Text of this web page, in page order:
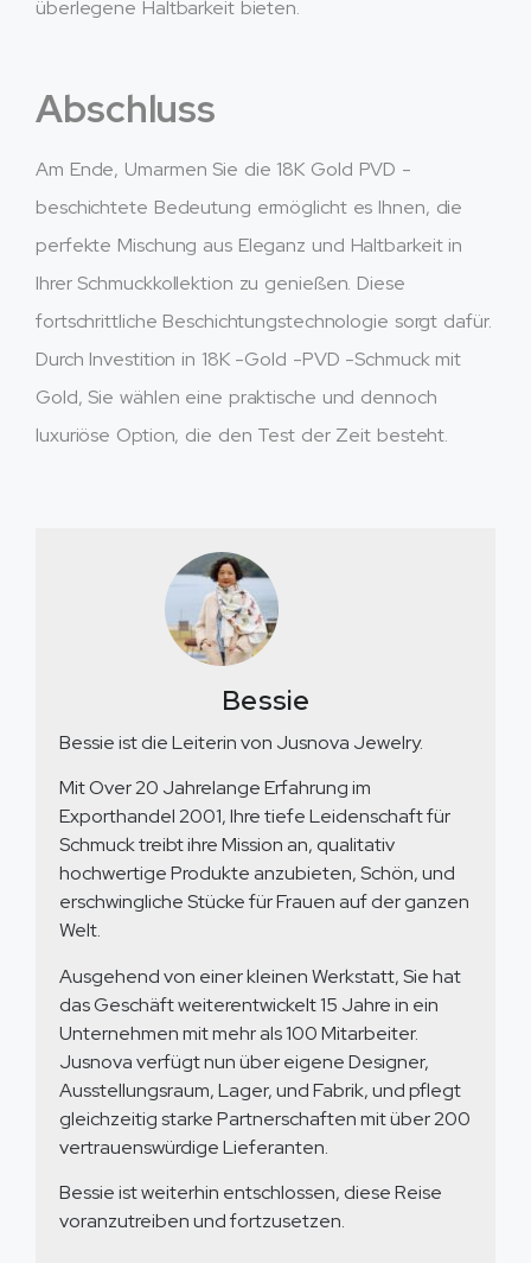
überlegene Haltbarkeit bieten.
Abschluss
Am Ende, Umarmen Sie die 18K Gold PVD -
beschichtete Bedeutung ermöglicht es Ihnen, die
perfekte Mischung aus Eleganz und Haltbarkeit in
Ihrer Schmuckkollektion zu genießen. Diese
fortschrittliche Beschichtungstechnologie sorgt dafür.
Durch Investition in 18K -Gold -PVD -Schmuck mit
Gold, Sie wählen eine praktische und dennoch
luxuriöse Option, die den Test der Zeit besteht.
Bessie
Bessie ist die Leiterin von Jusnova Jewelry.
Mit Over 20 Jahrelange Erfahrung im
Exporthandel 2001, Ihre tiefe Leidenschaft für
Schmuck treibt ihre Mission an, qualitativ
hochwertige Produkte anzubieten, Schön, und
erschwingliche Stücke für Frauen auf der ganzen
Welt.
Ausgehend von einer kleinen Werkstatt, Sie hat
das Geschäft weiterentwickelt 15 Jahre in ein
Unternehmen mit mehr als 100 Mitarbeiter.
Jusnova verfügt nun über eigene Designer,
Ausstellungsraum, Lager, und Fabrik, und pflegt
gleichzeitig starke Partnerschaften mit über 200
vertrauenswürdige Lieferanten.
Bessie ist weiterhin entschlossen, diese Reise
voranzutreiben und fortzusetzen.